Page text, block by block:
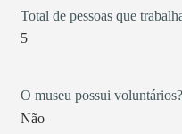
Total de pessoas que
5
O museu possui voluntários?
Não